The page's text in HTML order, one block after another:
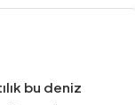
bu deniz